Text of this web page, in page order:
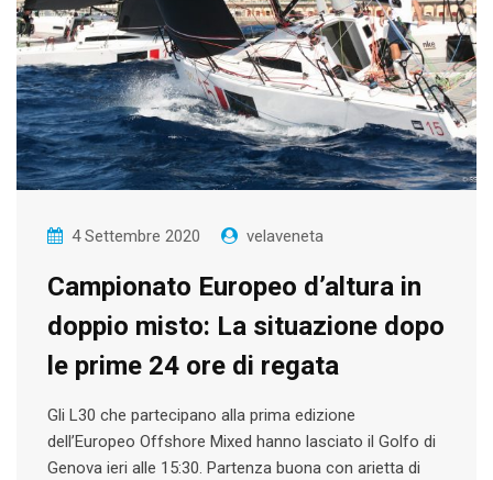
4 Settembre 2020 velaveneta
Campionato Europeo d’altura in
doppio misto: La situazione dopo
le prime 24 ore di regata
Gli L30 che partecipano alla prima edizione
dell’Europeo Offshore Mixed hanno lasciato il Golfo di
Genova ieri alle 15:30. Partenza buona con arietta di